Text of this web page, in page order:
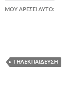
ΜΟΥ ΑΡΈΣΕΙ ΑΥΤΌ:
ΤΗΛΕΚΠΑΊΔΕΥΣΗ